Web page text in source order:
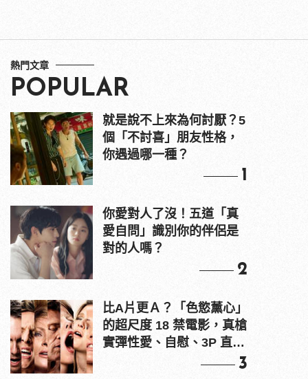
熱門文章
POPULAR
就是說不上來為何討厭？5
個「不討喜」朋友性格，
你遇過哪一種？
1
你愛對人了沒！五道「真
愛自問」識別你的伴侶是
對的人嗎？
2
比A片更Ａ？「色慾薰心」
的超尺度 18 禁電影，真槍
實彈性愛、自慰、3P 直接
3